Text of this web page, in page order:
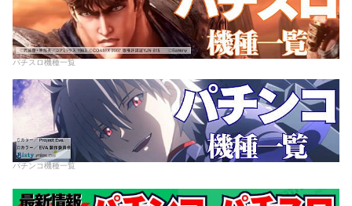
パチスロ機種一覧
パチンコ機種一覧